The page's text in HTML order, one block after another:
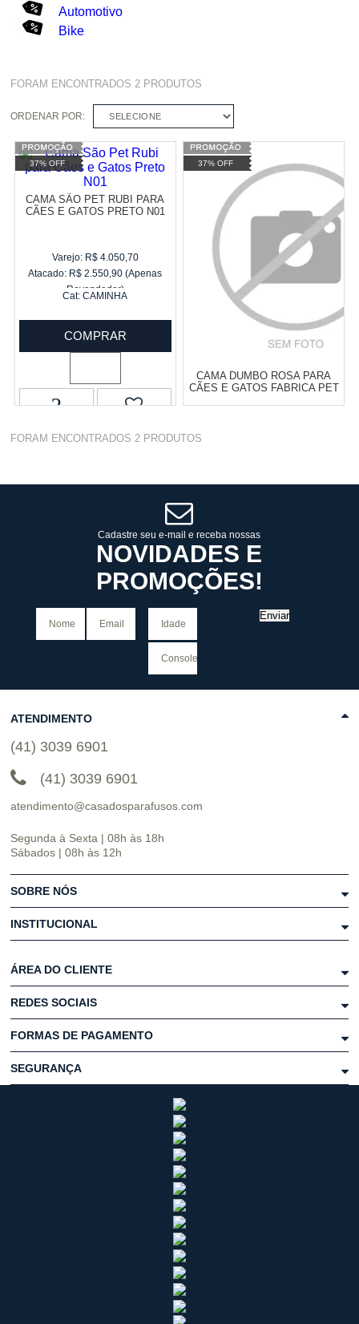
Automotivo
Bike
FORAM ENCONTRADOS2 PRODUTOS
ORDENAR POR: SELECIONE
37% OFF
CAMA SÃO PET RUBI PARA
CÃES E GATOS PRETO N01
Varejo: R$ 4.050,70
Atacado: R$ 2.550,90 (Apenas
Revendedor)
Cat:CAMINHA
COMPRAR
37% OFF
CAMA DUMBO ROSA PARA
CÃES E GATOS FABRICA PET
10 x de R$ 255,09
FORAM ENCONTRADOS2 PRODUTOS
Cadastre seu e-mail e receba nossas
NOVIDADES E
PROMOÇÕES!
Enviar
ATENDIMENTO
(41) 3039 6901
(41) 3039 6901
atendimento@casadosparafusos.com
Segunda à Sexta | 08h às 18h
Sábados | 08h às 12h
SOBRE NÓS
INSTITUCIONAL
ÁREA DO CLIENTE
REDES SOCIAIS
FORMAS DE PAGAMENTO
SEGURANÇA